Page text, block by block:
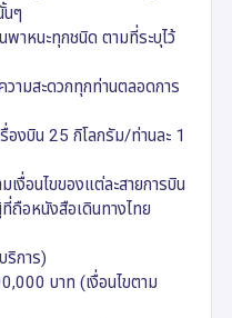
ๆ
พาหนะทุกชนิด ตามที่ระบุไว้
ามสะดวกทุกท่านตลอดการ
องบิน 25 กิโลกรัม/ท่านละ 1
เงื่อนไขของแต่ละสายการบิน
ถือหนังสือเดินทางไทย
ริการ)
บาท (เงื่อนไขตาม